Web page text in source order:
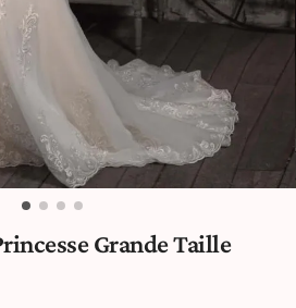
Grande Taille